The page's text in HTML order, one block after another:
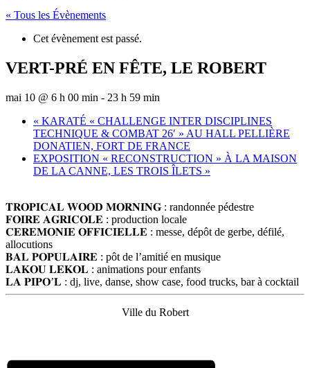
« Tous les Évènements
Cet évènement est passé.
VERT-PRÉ EN FÊTE, LE ROBERT
mai 10 @ 6 h 00 min - 23 h 59 min
« KARATÉ « CHALLENGE INTER DISCIPLINES
TECHNIQUE & COMBAT 26′ » AU HALL PELLIÈRE
DONATIEN, FORT DE FRANCE
EXPOSITION « RECONSTRUCTION » À LA MAISON
DE LA CANNE, LES TROIS ÎLETS »
𝐓𝐑𝐎𝐏𝐈𝐂𝐀𝐋 𝐖𝐎𝐎𝐃 𝐌𝐎𝐑𝐍𝐈𝐍𝐆 : randonnée pédestre
𝐅𝐎𝐈𝐑𝐄 𝐀𝐆𝐑𝐈𝐂𝐎𝐋𝐄 : production locale
𝐂𝐄𝐑𝐄𝐌𝐎𝐍𝐈𝐄 𝐎𝐅𝐅𝐈𝐂𝐈𝐄𝐋𝐋𝐄 : messe, dépôt de gerbe, défilé,
allocutions
𝐁𝐀𝐋 𝐏𝐎𝐏𝐔𝐋𝐀𝐈𝐑𝐄 : pôt de l’amitié en musique
𝐋𝐀𝐊𝐎𝐔 𝐋𝐄𝐊𝐎𝐋 : animations pour enfants
𝐋𝐀 𝐏𝐈𝐏𝐎’𝐋 : dj, live, danse, show case, food trucks, bar à cocktail
Ville du Robert